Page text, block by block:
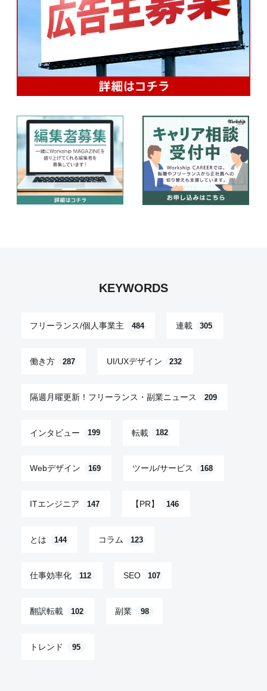
KEYWORDS
フリーランス/個人事業主 484 連載 305
働き方 287 UI/UXデザイン 232
隔週月曜更新！フリーランス・副業ニュース 209
インタビュー 199 転載 182
Webデザイン 169 ツール/サービス 168
ITエンジニア 147 【PR】 146
とは 144 コラム 123
仕事効率化 112 SEO 107
翻訳転載 102 副業 98
トレンド 95